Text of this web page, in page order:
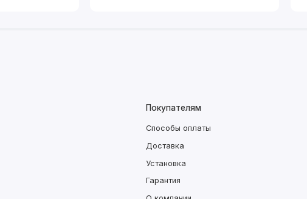
Покупателям
Способы оплаты
Доставка
Установка
Гарантия